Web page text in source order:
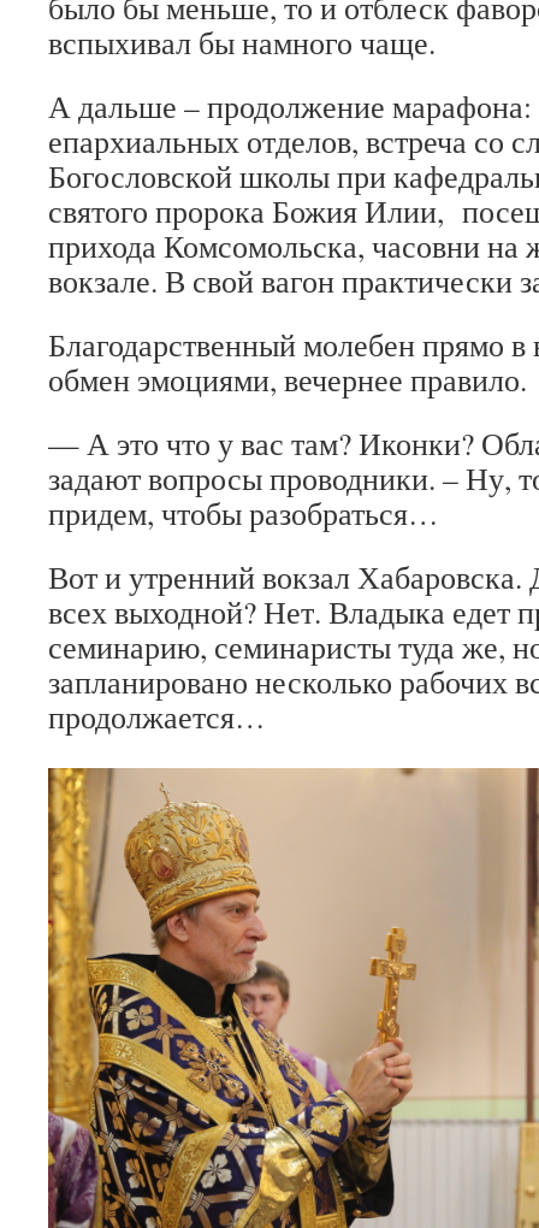
вспыхивал бы намного чаще.
А дальше – продолжение марафона:
епархиальных отделов, встреча со
Богословской школы при
святого пророка Божия Илии,
прихода Комсомольска, часовни на
вокзале. В свой вагон практически
Благодарственный молебен прямо в
обмен эмоциями, вечернее правило.
— А это что у вас там? Иконки?
задают вопросы проводники. – Ну,
придем, чтобы разобраться…
Вот и утренний вокзал Хабаровска.
всех выходной? Нет. Владыка едет
семинарию, семинаристы туда же,
запланировано несколько рабочих
продолжается…